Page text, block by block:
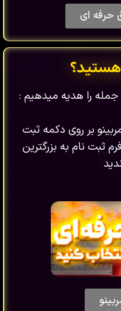
حرفه ای
جمله را هدیه میدهیم :
بر روی دکمه ثبت
ثبت نام به بزرگترین